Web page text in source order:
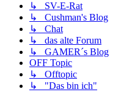
↳ SV-E-Rat
↳ Cushman's Blog
↳ Chat
↳ das alte Forum
↳ GAMER´s Blog
OFF Topic
↳ Offtopic
↳ "Das bin ich"